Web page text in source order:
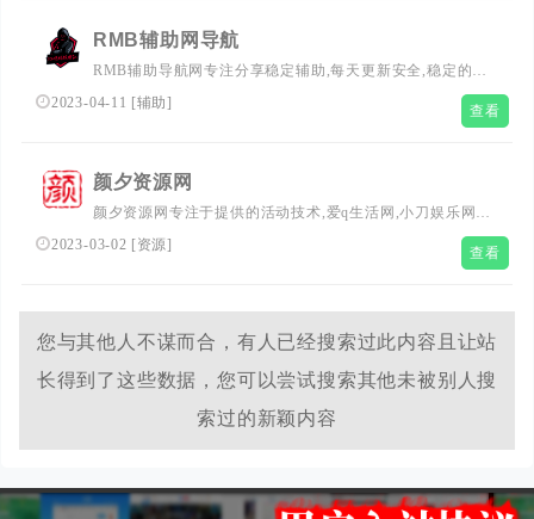
RMB辅助网导航
RMB辅助导航网专注分享稳定辅助,每天更新安全,稳定的辅
助,CF辅助,pubg辅助,和平精英辅助,csgo辅助,王者荣耀辅助
2023-04-11 [辅助] 查看
颜夕资源网
颜夕资源网专注于提供的活动技术,爱q生活网,小刀娱乐网,
图标点亮,绿色软件,技术教程,业务乐园,技巧网站,网络技术
资源分享平台,努力为各位网友打造资源分享网站,让我们的
2023-03-02 [资源] 查看
您与其他人不谋而合，有人已经搜索过此内容且让站
长得到了这些数据，您可以尝试搜索其他未被别人搜
索过的新颖内容